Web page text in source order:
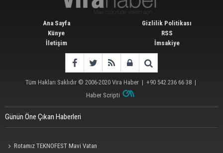
Ana Sayfa
Künye
İletişim
Gizlilik Politikası
RSS
İmsakiye
Tüm Hakları Saklıdır © 2006-2020 Vira Haber | +90 542 236 66 38 |
Haber Scripti
Günün Öne Çıkan Haberleri
Rotamız TEKNOFEST Mavi Vatan